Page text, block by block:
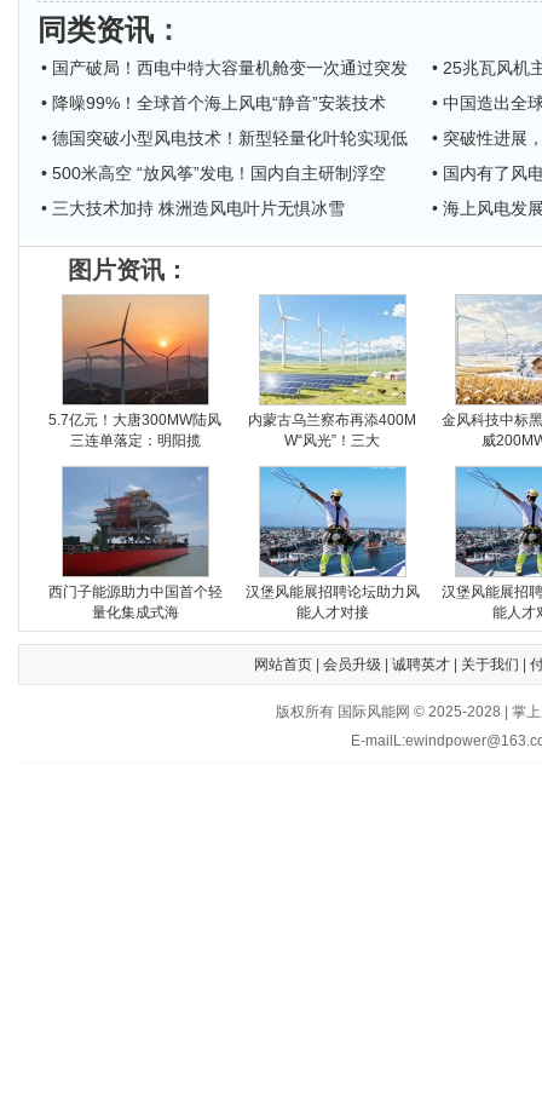
同类资讯 ：
• 国产破局！西电中特大容量机舱变一次通过突发
• 25兆瓦风机
• 降噪99%！全球首个海上风电“静音”安装技术
• 中国造出全
• 德国突破小型风电技术！新型轻量化叶轮实现低
• 突破性进展
• 500米高空 “放风筝”发电！国内自主研制浮空
• 国内有了风
• 三大技术加持 株洲造风电叶片无惧冰雪
• 海上风电发
图片资讯：
5.7亿元！大唐300MW陆风
三连单落定：明阳揽
内蒙古乌兰察布再添400M
W“风光”！三大
金风科技中标
威
西门子能源助力中国首个轻
量化集成式海
汉堡风能展招聘论坛助力风
能人才对接
汉堡风能展招
能人才
网站首页| 会员升级 诚聘英才| 关于我们
版权所有 国际风能网 © 2025-2028 | 掌
E-